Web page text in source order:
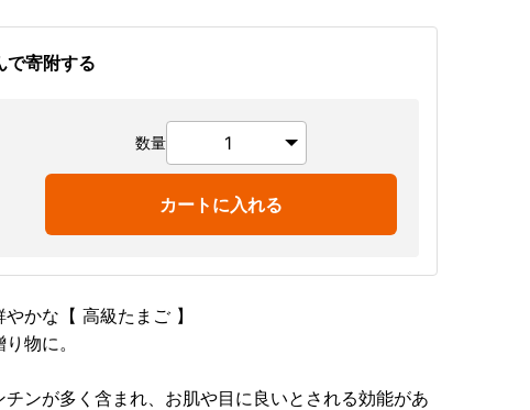
で寄附する
数量
カートに入れる
かな【 高級たまご 】
物に。
ンが多く含まれ、お肌や目に良いとされる効能があ